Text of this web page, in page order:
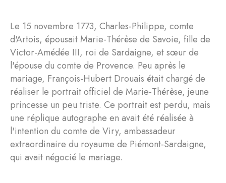
Le 15 novembre 1773, Charles-Philippe, comte
d'Artois, épousait Marie-Thérèse de Savoie, fille de
Victor-Amédée III, roi de Sardaigne, et sœur de
l'épouse du comte de Provence. Peu après le
mariage, François-Hubert Drouais était chargé de
réaliser le portrait officiel de Marie-Thérèse, jeune
princesse un peu triste. Ce portrait est perdu, mais
une réplique autographe en avait été réalisée à
l'intention du comte de Viry, ambassadeur
extraordinaire du royaume de Piémont-Sardaigne,
qui avait négocié le mariage.